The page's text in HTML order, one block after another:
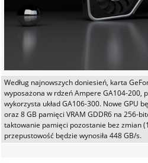
Według najnowszych doniesień, karta
wyposażona w rdzeń Ampere GA104-200,
wykorzysta układ GA106-300. Nowe GPU
oraz 8 GB pamięci VRAM GDDR6 na 256-
taktowanie pamięci pozostanie bez zmian
przepustowość będzie wynosiła 448 GB/s.